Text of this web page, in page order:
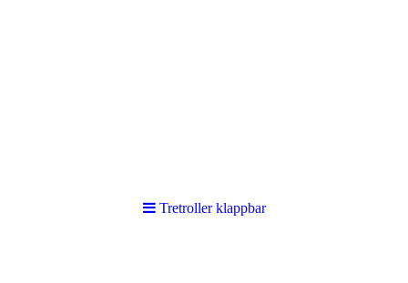
Tretroller klappbar